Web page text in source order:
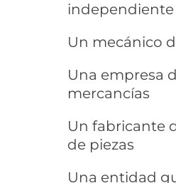
independiente
Un mecánico
Una empresa
mercancías
Un fabricante
de piezas
Una entidad